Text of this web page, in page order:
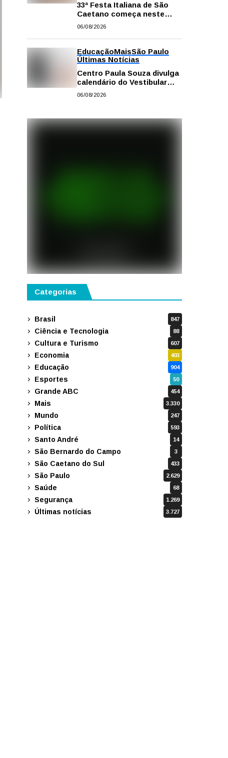
33ª Festa Italiana de São
Caetano começa neste
sábado com mais barracas
e atrações
06/08/2026
EducaçãoMaisSão Paulo
Últimas Notícias
Centro Paula Souza divulga
calendário do Vestibular
das Fatecs para o primeiro
06/08/2026
Categorias
Brasil 847
Ciência e Tecnologia 88
Cultura e Turismo 607
Economia 403
Educação 904
Esportes 50
Grande ABC 454
Mais 3.330
Mundo 247
Política 593
Santo André 14
São Bernardo do Campo 3
São Caetano do Sul 433
São Paulo 2.629
Saúde 68
Segurança 1.269
Últimas notícias 3.727